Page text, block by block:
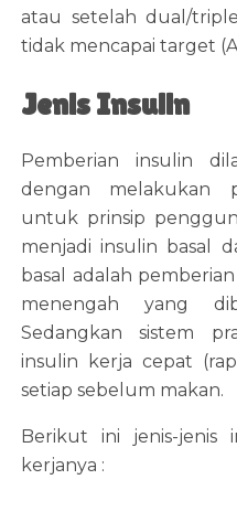
atau setelah dual/
tidak mencapai target
Jenis Insulin
Pemberian insulin
dengan melakukan
untuk prinsip
menjadi insulin basal
basal adalah
menengah yang
Sedangkan sistem
insulin kerja cepat
setiap sebelum makan.
Berikut ini jenis-jenis
kerjanya :